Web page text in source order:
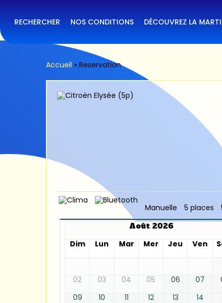
main
content
RECHERCHER NOS CONDITIONS DÉCOUVREZ LA
Accueil » Reservation
Manuelle 5 places
Août 2026
Dim
Lun Mar Mer Jeu Ven
02
03 04 05 06 07
09
10 11 12 13 14